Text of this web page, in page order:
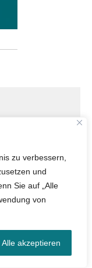
zu verbessern,
und
Sie auf „Alle
von
Alle akzeptieren